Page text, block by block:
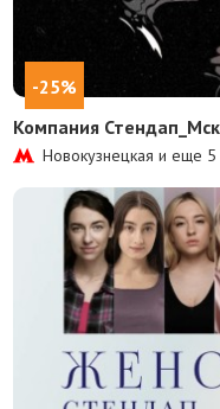
-25%
Компания
Новокузнецкая и еще 5